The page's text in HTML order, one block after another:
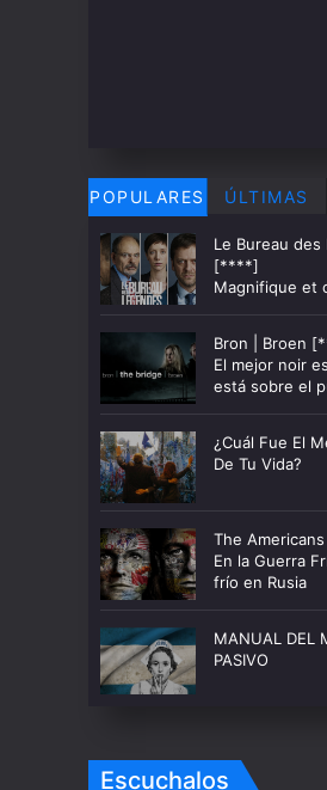
POPULARES ÚLTIMAS
Le Bureau des
[****]
Magnifique et
Bron | Broen
El mejor noir
está sobre el
¿Cuál Fue El
De Tu Vida?
The
En la Guerra
frío en Rusia
MANUAL DEL
PASIVO
Escuchalos